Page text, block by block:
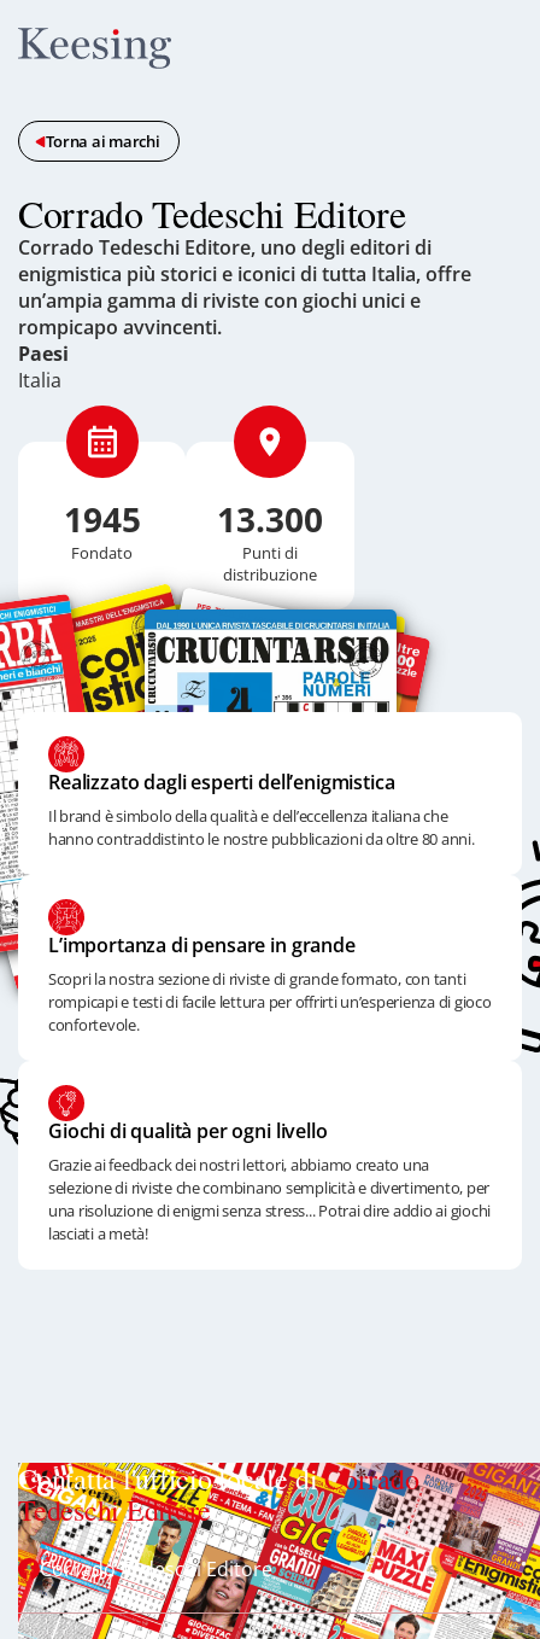
Torna ai marchi
Corrado Tedeschi Editore
Corrado Tedeschi Editore, uno degli editori di
enigmistica più storici e iconici di tutta Italia, offre
un’ampia gamma di riviste con giochi unici e
rompicapo avvincenti.
Paesi
Italia
1945
Fondato
13.300
Punti di
distribuzione
Realizzato dagli esperti dell’enigmistica
Il brand è simbolo della qualità e dell’eccellenza italiana che
hanno contraddistinto le nostre pubblicazioni da oltre 80 anni.
L’importanza di pensare in grande
Scopri la nostra sezione di riviste di grande formato, con tanti
rompicapi e testi di facile lettura per offrirti un’esperienza di gioco
confortevole.
Giochi di qualità per ogni livello
Grazie ai feedback dei nostri lettori, abbiamo creato una
selezione di riviste che combinano semplicità e divertimento, per
una risoluzione di enigmi senza stress... Potrai dire addio ai giochi
lasciati a metà!
Contatta l'ufficio locale diCorrado
Tedeschi Editore.
Corrado Tedeschi Editore